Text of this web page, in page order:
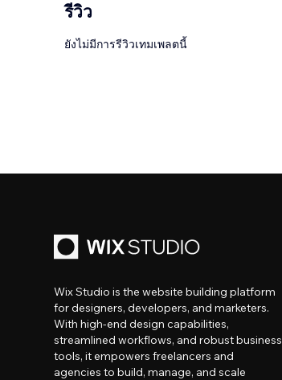
รีวิว
ยังไม่มีการรีวิวเทมเพลตนี้
Wix Studio is the website building platform
for designers, developers, and marketers.
With high-end design capabilities,
streamlined workflows, and robust business
tools, it empowers freelancers and
agencies to build, manage, and scale